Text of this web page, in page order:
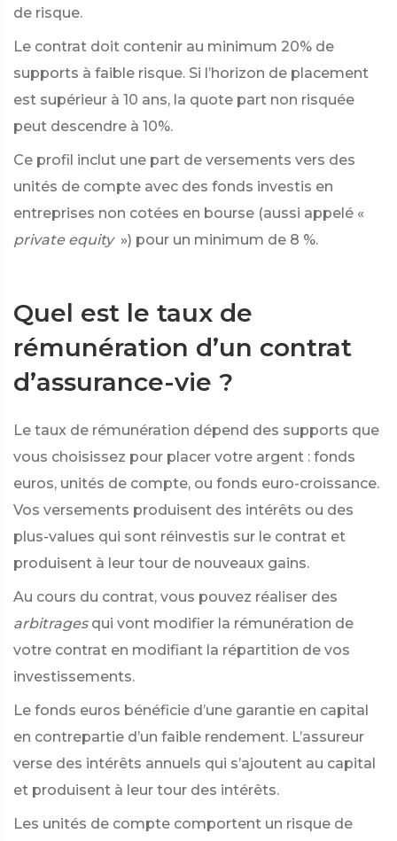
de risque.
Le contrat doit contenir au minimum 20% de
supports à faible risque. Si l’horizon de placement
est supérieur à 10 ans, la quote part non risquée
peut descendre à 10%.
Ce profil inclut une part de versements vers des
unités de compte avec des fonds investis en
entreprises non cotées en bourse (aussi appelé «
private equity ») pour un minimum de 8 %.
Quel est le taux de
rémunération d’un contrat
d’assurance-vie ?
Le taux de rémunération dépend des supports que
vous choisissez pour placer votre argent : fonds
euros, unités de compte, ou fonds euro-croissance.
Vos versements produisent des intérêts ou des
plus-values qui sont réinvestis sur le contrat et
produisent à leur tour de nouveaux gains.
Au cours du contrat, vous pouvez réaliser des
arbitrages qui vont modifier la rémunération de
votre contrat en modifiant la répartition de vos
investissements.
Le fonds euros bénéficie d’une garantie en capital
en contrepartie d’un faible rendement. L’assureur
verse des intérêts annuels qui s’ajoutent au capital
et produisent à leur tour des intérêts.
Les unités de compte comportent un risque de